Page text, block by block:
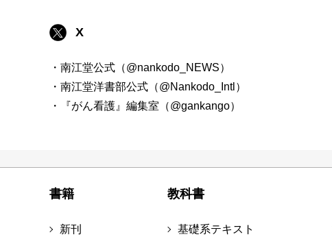
X
・南江堂公式（@nankodo_NEWS）
・南江堂洋書部公式（@Nankodo_Intl）
・『がん看護』編集室（@gankango）
書籍
新刊
教科書
基礎系テキスト